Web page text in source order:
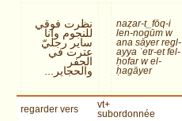
نظرت فوقي
للنجوم وانا
ساير رجليّ
عترت في
الحفر
والحجاير...
naẓar-t_fōq-i
len-nogūm w
ana sāyer regl-
ayya ʿetr-et fel-
ḥofar w el-
ḥagāyer
regarder vers
vt+
subordonnée